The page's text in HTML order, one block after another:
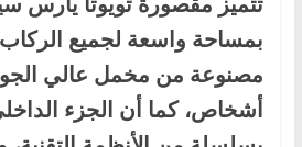
بمساحة واسعة لجميع
مصنوعة من مخمل عالي
أشخاص، كما أن الجزء